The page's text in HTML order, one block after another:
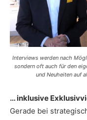
Interviews werden nach
sondern oft auch für den
und Neuheiten auf
… inklusive
Gerade bei